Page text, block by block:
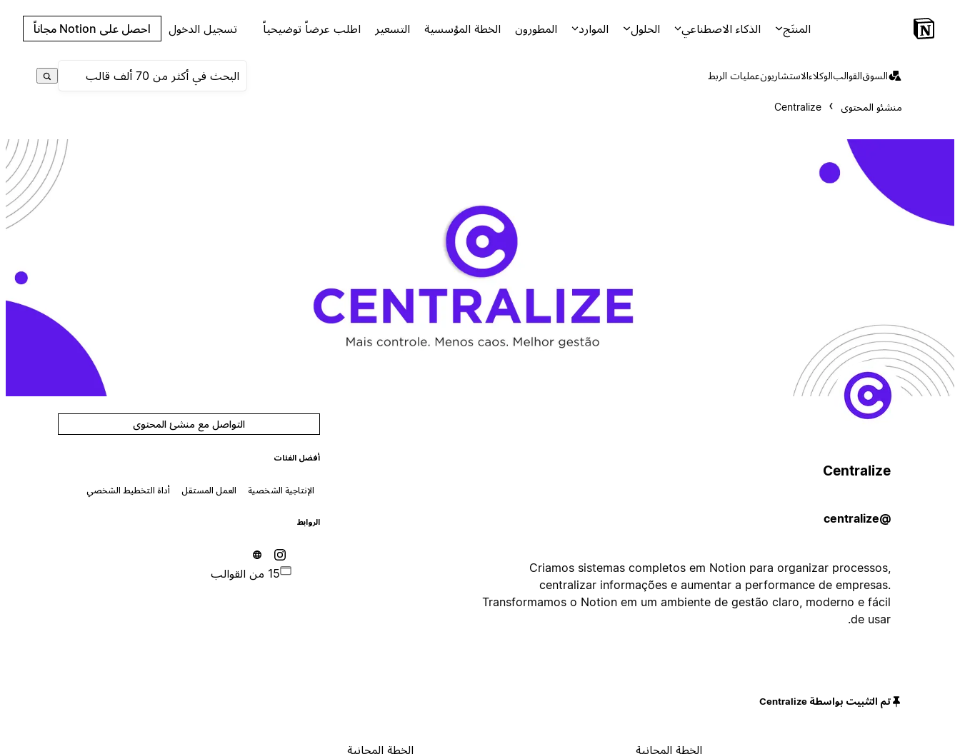
المنتَج الذكاء الاصطناعي الحلول الموارد المطورون الخطة المؤسسية التسعير اطلب عرضاً توضيحياً تسجيل الدخول احصل على Notion مجاناً
السوقالقوالبالوكلاءالاستشاريونعمليات الربط
منشئو المحتوى Centralize
Centralize
@centralize
Criamos sistemas completos em Notion para organizar processos,
centralizar informações e aumentar a performance de empresas.
Transformamos o Notion em um ambiente de gestão claro, moderno e fácil
de usar.
التواصل مع منشئ المحتوى
أفضل الفئات
الإنتاجية الشخصية العمل المستقل أداة التخطيط الشخصي
الروابط
15 من القوالب
تم التثبيت بواسطة Centralize
الخطة المجانية الخطة المجانية